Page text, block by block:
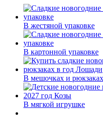
В жестяной упаковке
В картонной упаковке
В мешочках и рюкзаках
В мягкой игрушке